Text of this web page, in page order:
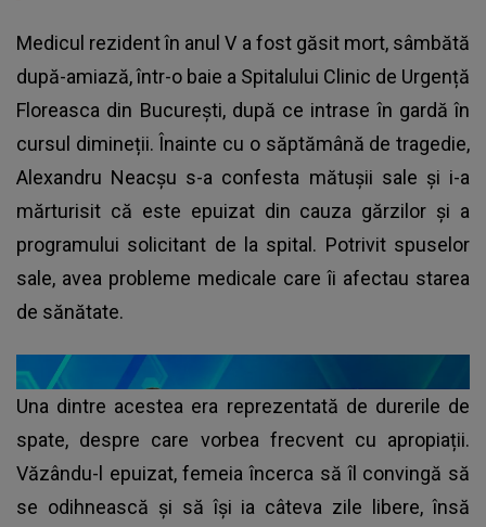
Medicul rezident în anul V a fost găsit mort, sâmbătă
după-amiază, într-o baie a Spitalului Clinic de Urgență
Floreasca din București, după ce intrase în gardă în
cursul dimineții. Înainte cu o săptămână de tragedie,
Alexandru Neacșu s-a confesta mătușii sale și i-a
mărturisit că este epuizat din cauza gărzilor și a
programului solicitant de la spital. Potrivit spuselor
sale, avea probleme medicale care îi afectau starea
de sănătate.
Una dintre acestea era reprezentată de durerile de
spate, despre care vorbea frecvent cu apropiații.
Văzându-l epuizat, femeia încerca să îl convingă să
se odihnească și să își ia câteva zile libere, însă